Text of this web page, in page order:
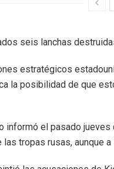
seis lanchas
estratégicos
la posibilidad de que
informó el pasado
tropas rusas, aunque